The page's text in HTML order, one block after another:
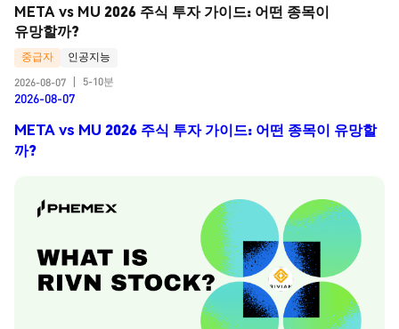
META vs MU 2026 주식 투자 가이드: 어떤 종목이
유망할까?
중급자
인공지능
2026-08-07
5-10분
2026-08-07
META vs MU 2026 주식 투자 가이드: 어떤 종목이 유망할
까?